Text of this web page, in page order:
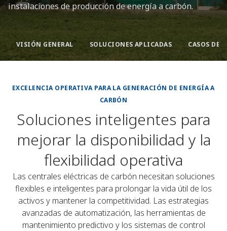
instalaciones de producción de energía a carbón.
VISIÓN GENERAL SOLUCIONES APLICADAS CASOS DE
EXCELENCIA OPERATIVA PARA LA GENERACIÓN DE ENERGÍA A
CARBÓN
Soluciones inteligentes para
mejorar la disponibilidad y la
flexibilidad operativa
Las centrales eléctricas de carbón necesitan soluciones
flexibles e inteligentes para prolongar la vida útil de los
activos y mantener la competitividad. Las estrategias
avanzadas de automatización, las herramientas de
mantenimiento predictivo y los sistemas de control